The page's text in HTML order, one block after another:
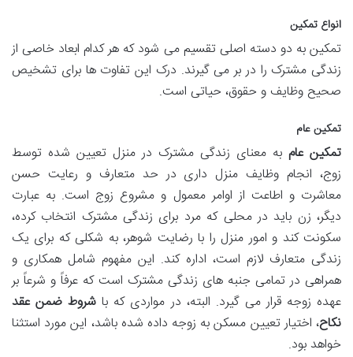
انواع تمکین
تمکین به دو دسته اصلی تقسیم می شود که هر کدام ابعاد خاصی از
زندگی مشترک را در بر می گیرند. درک این تفاوت ها برای تشخیص
صحیح وظایف و حقوق، حیاتی است.
تمکین عام
تمکین عام به معنای زندگی مشترک در منزل تعیین شده توسط
زوج، انجام وظایف منزل داری در حد متعارف و رعایت حسن
معاشرت و اطاعت از اوامر معمول و مشروع زوج است. به عبارت
دیگر، زن باید در محلی که مرد برای زندگی مشترک انتخاب کرده،
سکونت کند و امور منزل را با رضایت شوهر، به شکلی که برای یک
زندگی متعارف لازم است، اداره کند. این مفهوم شامل همکاری و
همراهی در تمامی جنبه های زندگی مشترک است که عرفاً و شرعاً بر
عهده زوجه قرار می گیرد. البته، در مواردی که با شروط ضمن عقد
نکاح، اختیار تعیین مسکن به زوجه داده شده باشد، این مورد استثنا
خواهد بود.